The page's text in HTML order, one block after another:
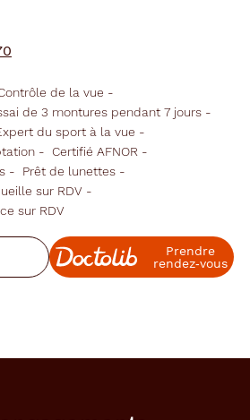
de la vue
de 3 montures pendant 7 jours
du sport à la vue
Certifié AFNOR
Prêt de lunettes
sur RDV
sur RDV
Prendre
rendez‑vous